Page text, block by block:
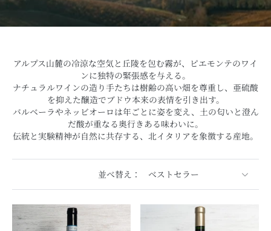
アルプス山麓の冷涼な空気と丘陵を包む霧が、ピエモンテのワイ
ンに独特の緊張感を与える。
ナチュラルワインの造り手たちは樹齢の高い畑を尊重し、亜硫酸
を抑えた醸造でブドウ本来の表情を引き出す。
バルベーラやネッビオーロは年ごとに姿を変え、土の匂いと澄ん
だ酸が重なる奥行きある味わいに。
伝統と実験精神が自然に共存する、北イタリアを象徴する産地。
並べ替え：